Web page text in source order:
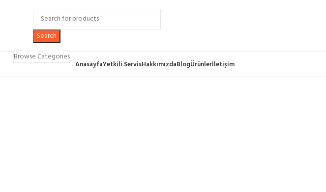
Search
Browse Categories
AnasayfaYetkili ServisHakkımızdaBlogÜrünlerİletişim